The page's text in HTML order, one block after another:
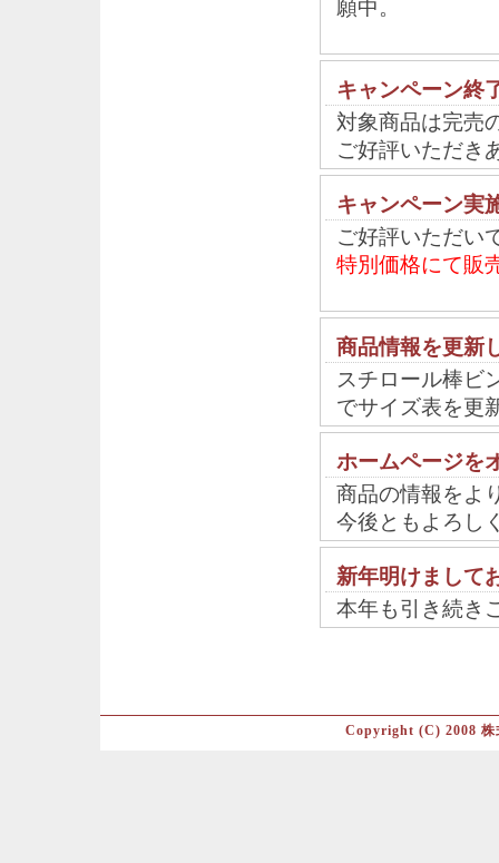
願中。
キャンペーン終
対象商品は完売
ご好評いただき
キャンペーン
ご好評いただい
特別価格にて販
商品情報を更新
スチロール棒ビ
でサイズ表を更
ホームページを
商品の情報をよ
今後ともよろし
新年明けまして
本年も引き続き
Copyright (C) 2008